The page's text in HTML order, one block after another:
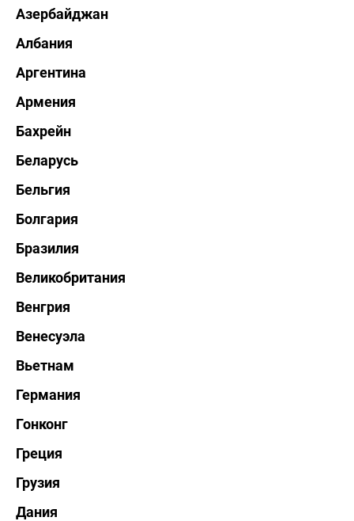
Азербайджан
Албания
Аргентина
Армения
Бахрейн
Беларусь
Бельгия
Болгария
Бразилия
Великобритания
Венгрия
Венесуэла
Вьетнам
Германия
Гонконг
Греция
Грузия
Дания